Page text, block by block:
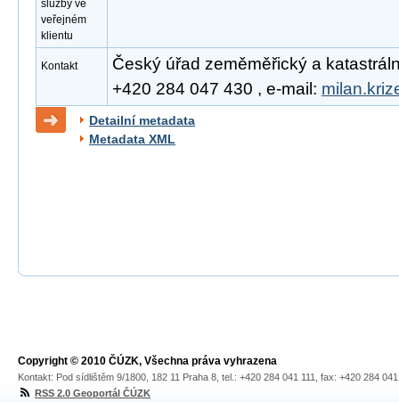
služby ve
veřejném
klientu
Kontakt
Český úřad zeměměřický a
+420 284 047 430 , e-mail:
Detailní metadata
Metadata XML
Copyright © 2010 ČÚZK, Všechna práva vyhrazena
Kontakt: Pod sídlištěm 9/1800, 182 11 Praha 8, tel.: +420 284 041 111, fax: +420 284
RSS 2.0 Geoportál ČÚZK